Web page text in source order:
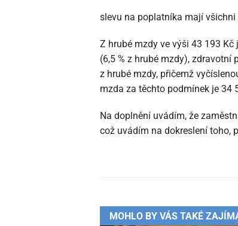
slevu na poplatníka mají všichni
Z hrubé mzdy ve výši 43 193 Kč
(6,5 % z hrubé mzdy), zdravotní
z hrubé mzdy, přičemž
mzda za těchto podmínek je 34
Na doplnění uvádím, že
což uvádím na dokreslení toho,
MOHLO BY VÁS TAKÉ